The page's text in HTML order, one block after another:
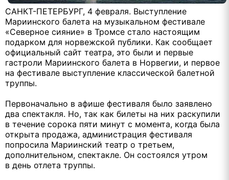
САНКТ-ПЕТЕРБУРГ, 4 февраля. Выступление
Мариинского балета на музыкальном фестивале
«Северное сияние» в Тромсе стало настоящим
подарком для норвежской публики. Как сообщает
официальный сайт театра, это были и первые
гастроли Мариинского балета в Норвегии, и первое
на фестивале выступление классической балетной
труппы.
Первоначально в афише фестиваля было заявлено
два спектакля. Но, так как билеты на них раскупили
в течение сорока пяти минут с момента, когда была
открыта продажа, администрация фестиваля
попросила Мариинский театр о третьем,
дополнительном, спектакле. Он состоялся утром
в день отлета труппы.